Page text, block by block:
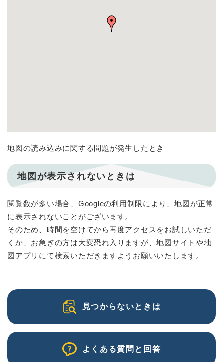
地図の読み込みに関する問題が発生したとき
地図が表示されないときは
閲覧数が多い場合、Googleの利用制限により、地図が正常
に表示されないことがございます。
そのため、時間を空けてから再度アクセスをお試しいただ
くか、お急ぎの方は大変恐れ入りますが、地図サイトや地
図アプリにて検索いただきますようお願いいたします。
見つからないときは
よくある質問と回答